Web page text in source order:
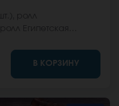
соус. Они не
вид блюда
В КОРЗИНУ